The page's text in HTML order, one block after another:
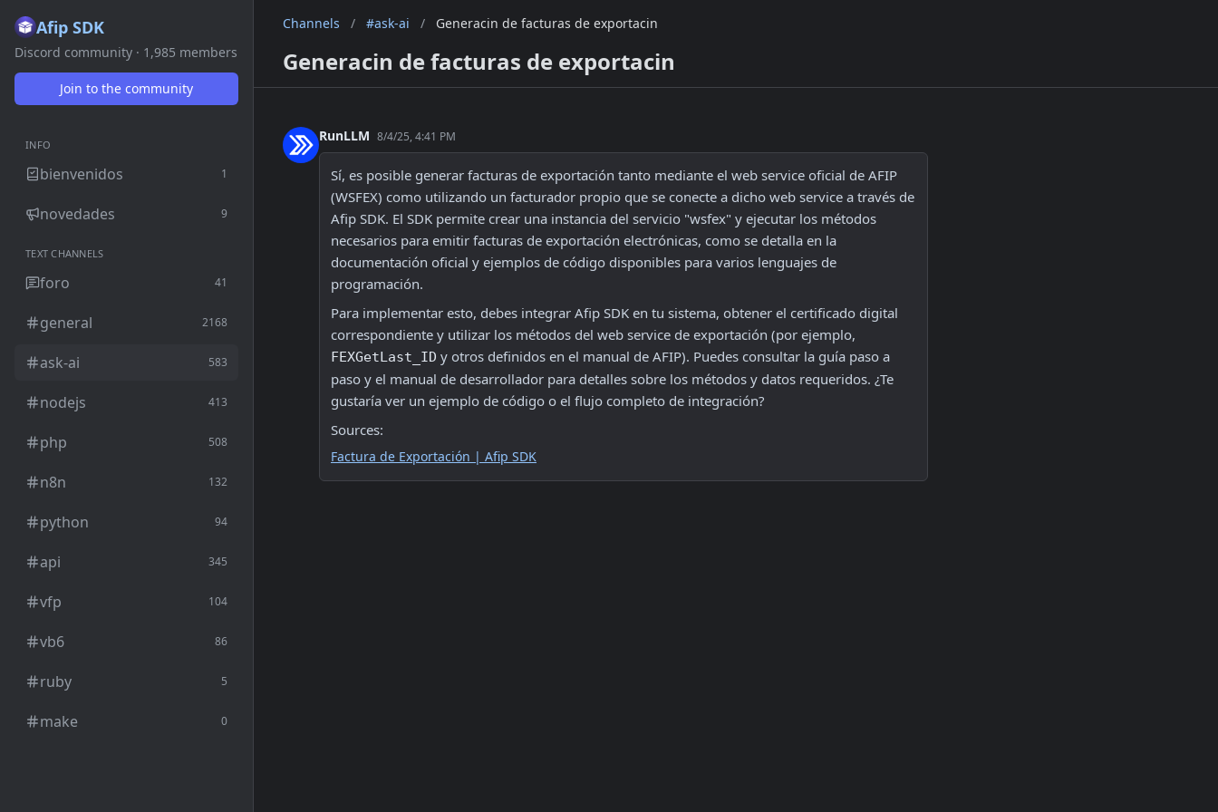
Afip SDK
Discord community · 1,985 members
Join to the community
INFO
bienvenidos 1
novedades 9
TEXT CHANNELS
foro 41
general 2168
ask-ai 583
nodejs 413
php 508
n8n 132
python 94
api 345
vfp 104
vb6 86
ruby 5
make 0
Channels / #ask-ai / Generacin de facturas de exportacin
Generacin de facturas de exportacin
RunLLM 8/4/25, 4:41 PM
Sí, es posible generar facturas de exportación tanto mediante el web service oficial de AFIP
(WSFEX) como utilizando un facturador propio que se conecte a dicho web service a través de
Afip SDK. El SDK permite crear una instancia del servicio "wsfex" y ejecutar los métodos
necesarios para emitir facturas de exportación electrónicas, como se detalla en la
documentación oficial y ejemplos de código disponibles para varios lenguajes de
programación.
Para implementar esto, debes integrar Afip SDK en tu sistema, obtener el certificado digital
FEXGetLast_ID y otros definidos en el manual de AFIP). Puedes consultar la guía paso a
paso y el manual de desarrollador para detalles sobre los métodos y datos requeridos. ¿Te
gustaría ver un ejemplo de código o el flujo completo de integración?
Sources:
Factura de Exportación | Afip SDK